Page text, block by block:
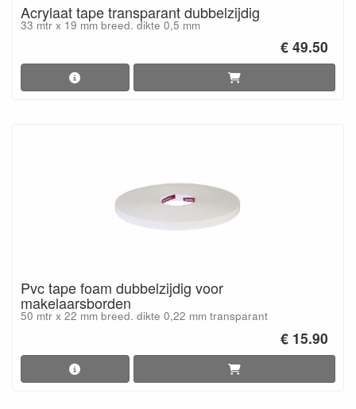
Acrylaat tape transparant dubbelzijdig
33 mtr x 19 mm breed. dikte 0,5 mm
€ 49.50
Pvc tape foam dubbelzijdig voor
makelaarsborden
50 mtr x 22 mm breed. dikte 0,22 mm transparant
€ 15.90